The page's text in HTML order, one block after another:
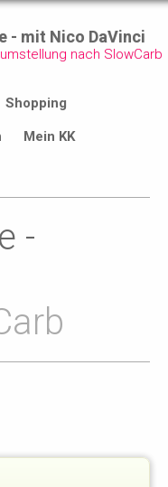
- mit Nico DaVinci
nach SlowCarb
Shopping
Mein KK
-